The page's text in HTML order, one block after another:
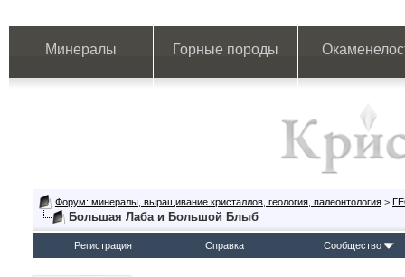
Минералы Горные породы
Форум: минералы, выращивание кристаллов, геология, палеонтология >
Большая Лаба и Большой Блыб
Регистрация Справка Сообщество